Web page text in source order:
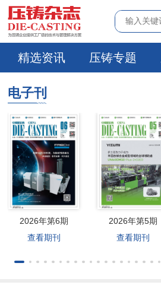
精选资讯 压铸专题
电子刊
2026年第6期
查看期刊
2026年第5期
查看期刊